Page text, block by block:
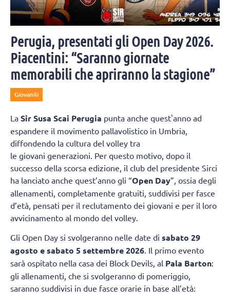
Perugia, presentati gli Open Day 2026.
Piacentini: “Saranno giornate
memorabili che apriranno la stagione”
Giovanili
La Sir Susa Scai Perugia punta anche quest'anno ad
espandere il movimento pallavolistico in Umbria,
diffondendo la cultura del volley tra
le giovani generazioni. Per questo motivo, dopo il
successo della scorsa edizione, il club del presidente Sirci
ha lanciato anche quest’anno gli “Open Day”, ossia degli
allenamenti, completamente gratuiti, suddivisi per fasce
d’età, pensati per il reclutamento dei giovani e per il loro
avvicinamento al mondo del volley.
Gli Open Day si svolgeranno nelle date di sabato 29
agosto e sabato 5 settembre 2026. Il primo evento
sarà ospitato nella casa dei Block Devils, al Pala Barton:
gli allenamenti, che si svolgeranno di pomeriggio,
saranno suddivisi in due fasce orarie in base all’età: